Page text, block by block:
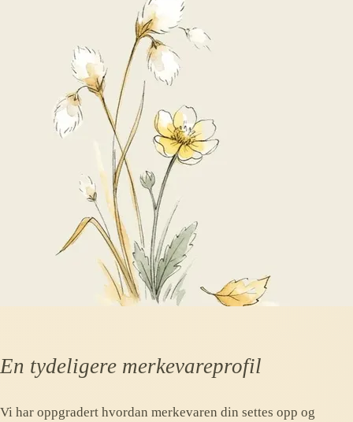
En tydeligere merkevareprofil
Vi har oppgradert hvordan merkevaren din settes opp og